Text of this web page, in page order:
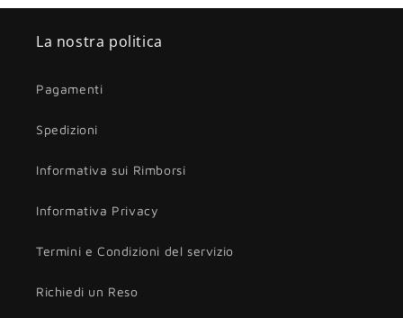
La nostra politica
Pagamenti
Spedizioni
Informativa sui Rimborsi
Informativa Privacy
Termini e Condizioni del servizio
Richiedi un Reso